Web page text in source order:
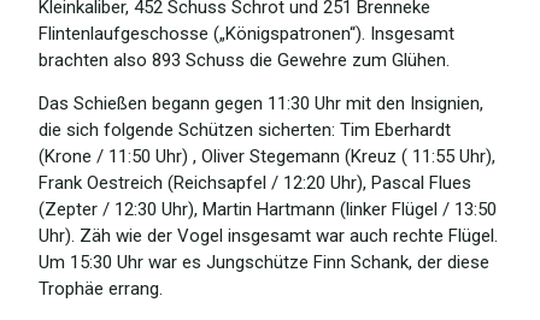
Kleinkaliber, 452 Schuss Schrot und 251 Brenneke
Flintenlaufgeschosse („Königspatronen“). Insgesamt
brachten also 893 Schuss die Gewehre zum Glühen.
Das Schießen begann gegen 11:30 Uhr mit den Insignien,
die sich folgende Schützen sicherten: Tim Eberhardt
(Krone / 11:50 Uhr) , Oliver Stegemann (Kreuz ( 11:55 Uhr),
Frank Oestreich (Reichsapfel / 12:20 Uhr), Pascal Flues
(Zepter / 12:30 Uhr), Martin Hartmann (linker Flügel / 13:50
Uhr). Zäh wie der Vogel insgesamt war auch rechte Flügel.
Um 15:30 Uhr war es Jungschütze Finn Schank, der diese
Trophäe errang.